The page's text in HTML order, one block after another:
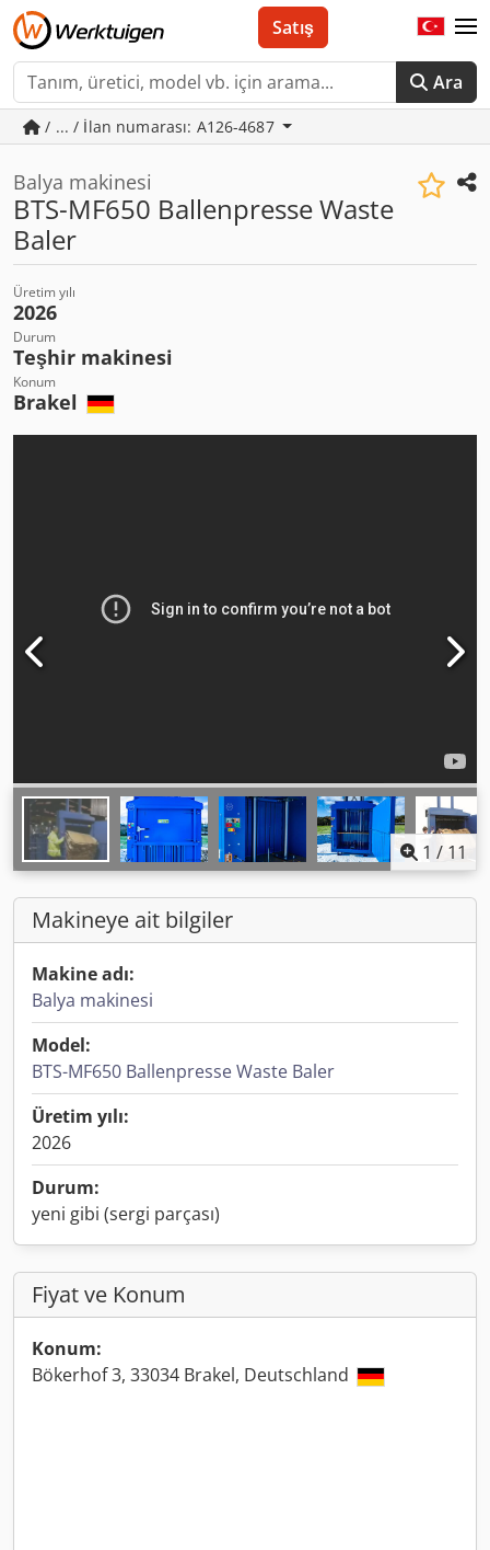
Ara
Satış
/ ... / İlan numarası: A126-4687
Balya makinesi
BTS-MF650 Ballenpresse Waste
Baler
Üretim yılı
2026
Durum
Teşhir makinesi
Konum
Brakel
1 / 11
Makineye ait bilgiler
Makine adı:
Balya makinesi
Model:
BTS-MF650 Ballenpresse Waste Baler
Üretim yılı:
2026
Durum:
yeni gibi (sergi parçası)
Fiyat ve Konum
Konum:
Bökerhof 3, 33034 Brakel, Deutschland